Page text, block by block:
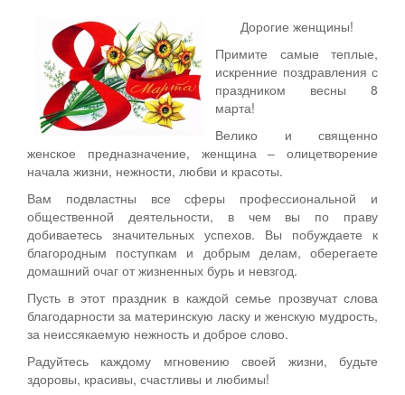
Дорогие женщины!
Примите самые теплые,
искренние поздравления с
праздником весны 8
марта!
Велико и священно
женское предназначение, женщина – олицетворение
начала жизни, нежности, любви и красоты.
Вам подвластны все сферы профессиональной и
общественной деятельности, в чем вы по праву
добиваетесь значительных успехов. Вы побуждаете к
благородным поступкам и добрым делам, оберегаете
домашний очаг от жизненных бурь и невзгод.
Пусть в этот праздник в каждой семье прозвучат слова
благодарности за материнскую ласку и женскую мудрость,
за неиссякаемую нежность и доброе слово.
Радуйтесь каждому мгновению своей жизни, будьте
здоровы, красивы, счастливы и любимы!